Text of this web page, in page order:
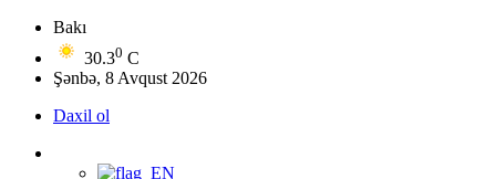
Bakı
30.30 C
Şənbə, 8 Avqust 2026
Daxil ol